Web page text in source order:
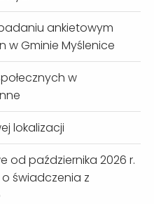
ankietowym
Gminie Myślenice
w
lokalizacji
od października 2026 r.
świadczenia z